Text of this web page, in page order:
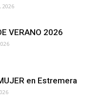
2026
VERANO 2026
en Estremera